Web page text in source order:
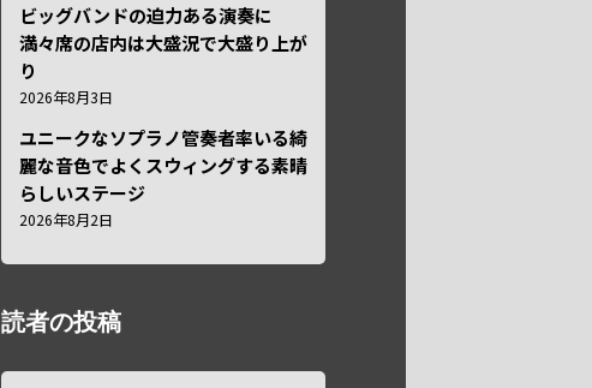
ビッグバンドの迫力ある演奏に
満々席の店内は大盛況で大盛り上が
り
2026年8月3日
ユニークなソプラノ管奏者率いる綺
麗な音色でよくスウィングする素晴
らしいステージ
2026年8月2日
読者の投稿